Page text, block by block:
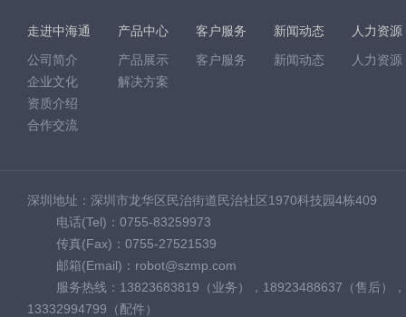
走进中海通
公司简介
企业文化
资质介绍
合作交流
产品中心
产品展示
解决方案
客户服务
客户服务
新闻动态
新闻动态
人力资源
人力资源
深圳地址：深圳市龙华区民治街道民治社区1970科技园4栋409
电话(Tel)：0755-83259973
传真(Fax)：0755-27521539
邮箱(Email)：robot@szmp.com
服务热线：13823683819（业务），18923488637（售后），
13332994799（配件）